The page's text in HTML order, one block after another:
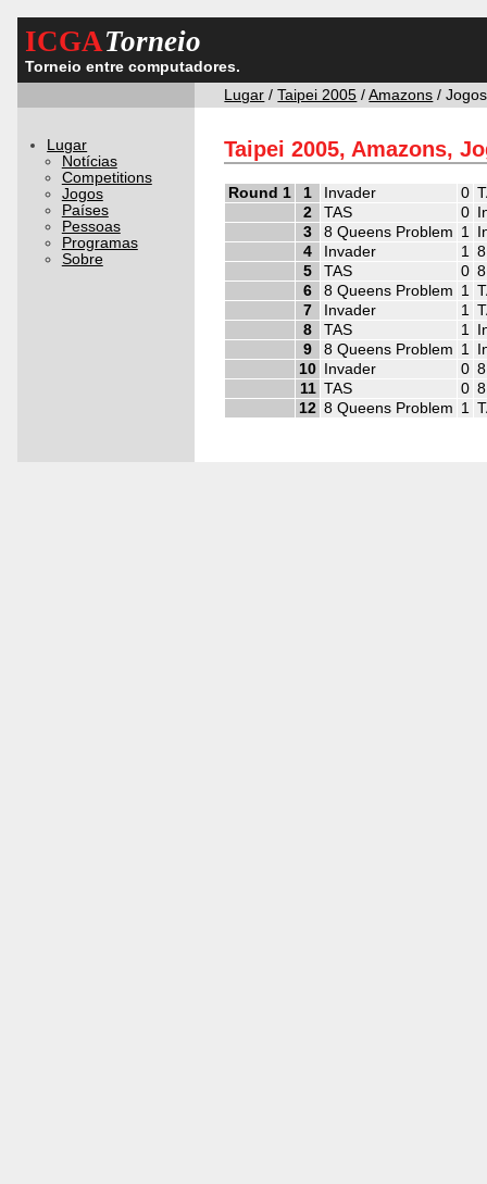
ICGATorneio
Torneio entre computadores.
Lugar /Taipei 2005 /Amazons / Jogos
Lugar
Notícias
Competitions
Jogos
Países
Pessoas
Programas
Sobre
Taipei 2005, Amazons,
Round 1 1 Invader 0
2
TAS 0
3
8 Queens Problem 1
4
Invader 1
5
TAS 0
6
8 Queens Problem 1
7
Invader 1
8
TAS 1
9
8 Queens Problem 1
10
Invader 0
11 TAS 0
12 8 Queens Problem 1